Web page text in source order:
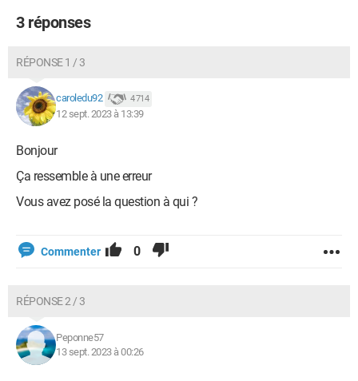
3 réponses
RÉPONSE 1 / 3
caroledu92 4 714
12 sept. 2023 à 13:39
Bonjour
Ça ressemble à une erreur
Vous avez posé la question à qui ?
Commenter 0
RÉPONSE 2 / 3
Peponne57
13 sept. 2023 à 00:26